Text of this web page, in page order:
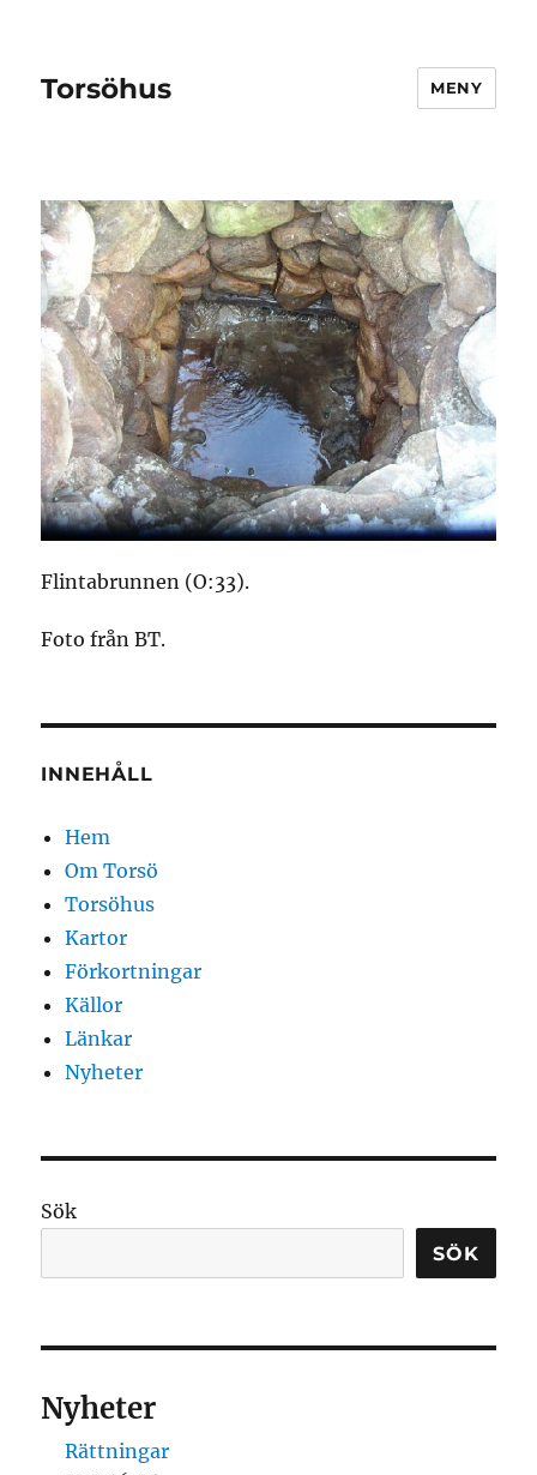
Torsöhus MENY
Flintabrunnen (O:33).
Foto från BT.
INNEHÅLL
Hem
Om Torsö
Torsöhus
Kartor
Förkortningar
Källor
Länkar
Nyheter
Sök
SÖK
Nyheter
Rättningar